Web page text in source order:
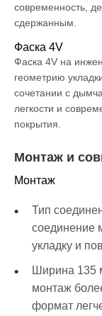
современность,
сдержанным.
Фаска 4V
Фаска 4V на
геометрию
сочетании с
легкости и
покрытия.
Монтаж и
Монтаж
Тип
соединение
укладку и
Ширина 135
монтаж
формат